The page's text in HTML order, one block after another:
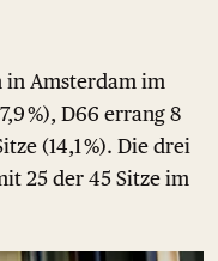
in Amsterdam im
%), D66 errang 8
(14,1 %). Die drei
25 der 45 Sitze im